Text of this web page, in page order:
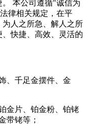
本公司遵循"诚信为
律相关规定，在平
人之所急、解人之所
快捷、高效、灵活的
、千足金摆件、金
金片、铂金粉、铂铑
带铑等；